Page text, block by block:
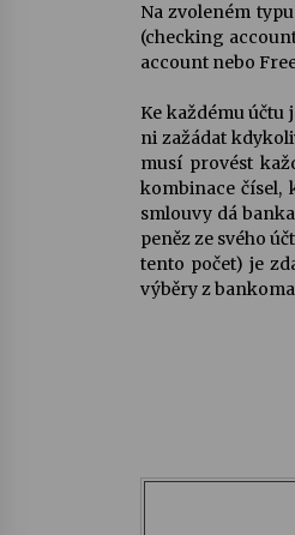
Na zvoleném
(checking
account nebo
Ke každému účtu
ni zažádat
musí provést
kombinace čísel,
smlouvy dá
peněz ze svého
tento počet) je
výběry z